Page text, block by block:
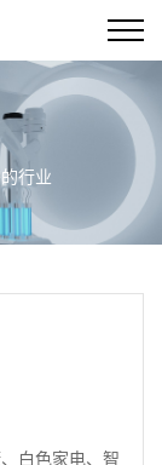
行业
白色家电、智